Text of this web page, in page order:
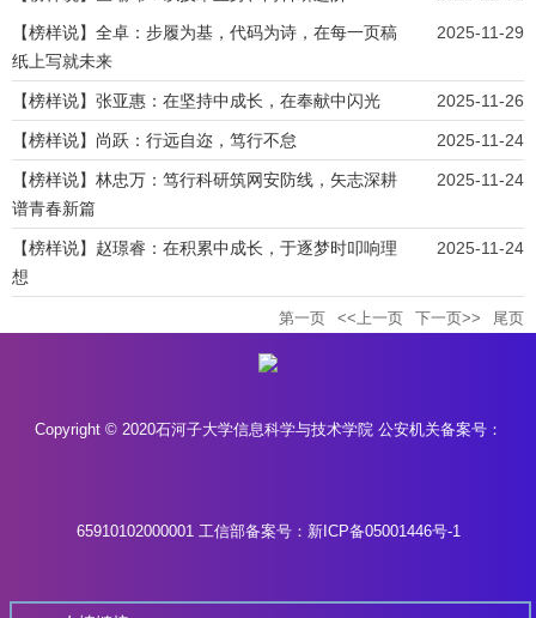
【榜样说】全卓：步履为基，代码为诗，在每一页稿
纸上写就未来
2025-11-29
【榜样说】张亚惠：在坚持中成长，在奉献中闪光 2025-11-26
【榜样说】尚跃：行远自迩，笃行不怠 2025-11-24
【榜样说】林忠万：笃行科研筑网安防线，矢志深耕
谱青春新篇
2025-11-24
【榜样说】赵璟睿：在积累中成长，于逐梦时叩响理
想
2025-11-24
第一页 <<上一页 下一页>> 尾页
Copyright © 2020石河子大学信息科学与技术学院 公安机关备案号：
65910102000001 工信部备案号：新ICP备05001446号-1